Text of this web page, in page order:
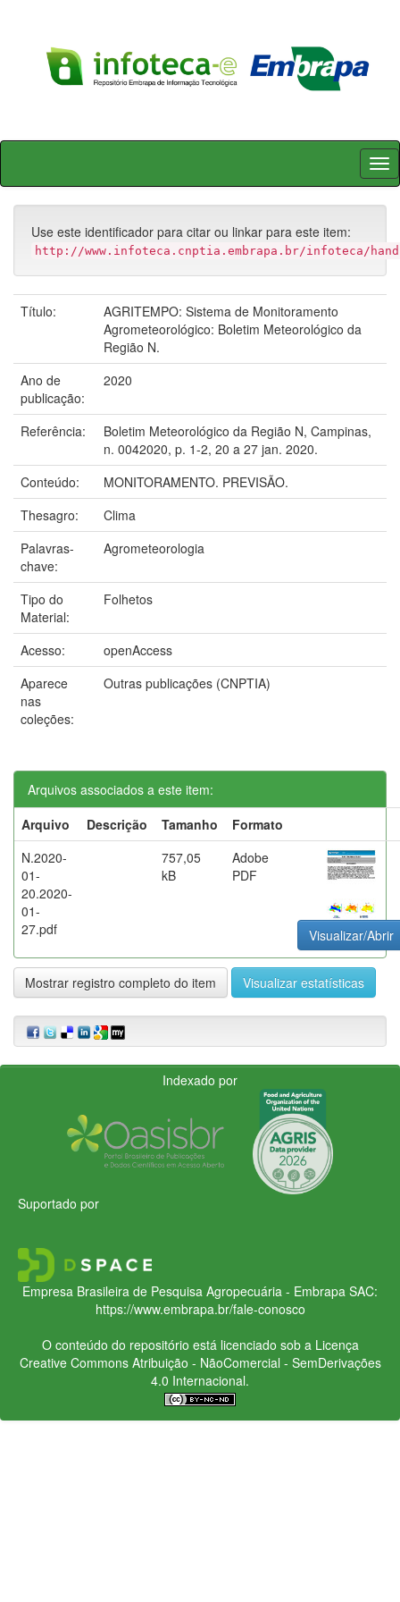
Skip
Use este identificador para citar ou linkar para este item:
http://www.infoteca.cnptia.embrapa.br/infoteca/
Título:
AGRITEMPO: Sistema de Monitoramento
Agrometeorológico: Boletim Meteorológico da
Região N.
Ano de
publicação:
2020
Referência:
Boletim Meteorológico da Região N, Campinas,
n. 0042020, p. 1-2, 20 a 27 jan. 2020.
Conteúdo:
MONITORAMENTO. PREVISÃO.
Thesagro:
Clima
Palavras-
chave:
Agrometeorologia
Tipo do
Material:
Folhetos
Acesso:
openAccess
Aparece
nas
coleções:
Outras publicações (CNPTIA)
Arquivos associados a este item:
Arquivo
Descrição Tamanho
Formato
N.2020-
01-
20.2020-
01-
27.pdf
757,05
kB
Adobe
PDF
Visualizar/Abrir
Mostrar registro completo do item Visualizar estatísticas
Indexado por
Suportado por
Empresa Brasileira de Pesquisa Agropecuária - Embrapa SAC:
https://www.embrapa.br/fale-conosco
O conteúdo do repositório está licenciado sob a Licença
Creative CommonsAtribuição - NãoComercial - SemDerivações
4.0 Internacional.